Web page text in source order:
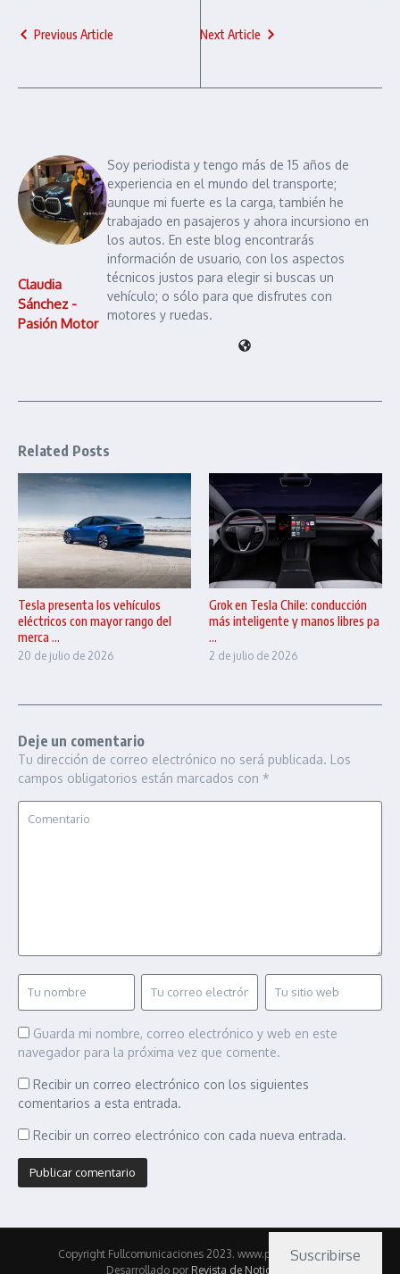
Previous Article Next Article
Claudia
Sánchez -
Pasión Motor
Soy periodista y tengo más de 15 años de
experiencia en el mundo del transporte;
aunque mi fuerte es la carga, también he
trabajado en pasajeros y ahora incursiono en
los autos. En este blog encontrarás
información de usuario, con los aspectos
técnicos justos para elegir si buscas un
vehículo; o sólo para que disfrutes con
motores y ruedas.
Related Posts
Tesla presenta los vehículos
eléctricos con mayor rango del
merca ...
20 de julio de 2026
Grok en Tesla Chile: conducción
más inteligente y manos libres pa
...
2 de julio de 2026
Deje un comentario
Tu dirección de correo electrónico no será publicada. Los
campos obligatorios están marcados con *
Guarda mi nombre, correo electrónico y web en este
navegador para la próxima vez que comente.
Recibir un correo electrónico con los siguientes
comentarios a esta entrada.
Recibir un correo electrónico con cada nueva entrada.
Copyright Fullcomunicaciones 2023. www.pasionmotor.cl |
Desarrollado por Revista de Noticias X
Suscribirse